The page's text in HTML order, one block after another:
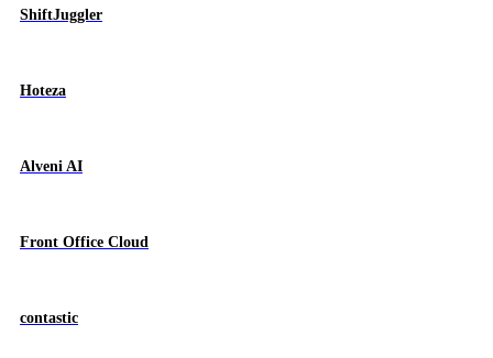
ShiftJuggler
Hoteza
Alveni AI
Front Office Cloud
contastic